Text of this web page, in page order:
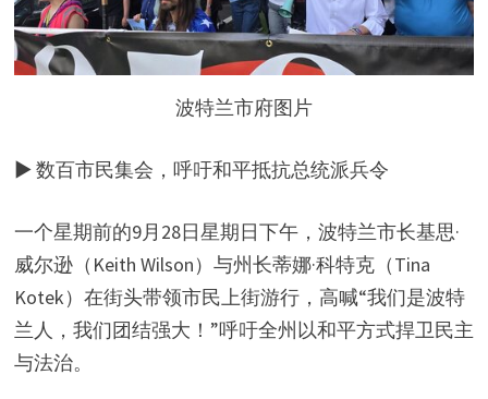
波特兰市府图片
▶ 数百市民集会，呼吁和平抵抗总统派兵令
一个星期前的9月28日星期日下午，波特兰市长基思·
威尔逊（Keith Wilson）与州长蒂娜·科特克（Tina
Kotek）在街头带领市民上街游行，高喊“我们是波特
兰人，我们团结强大！”呼吁全州以和平方式捍卫民主
与法治。